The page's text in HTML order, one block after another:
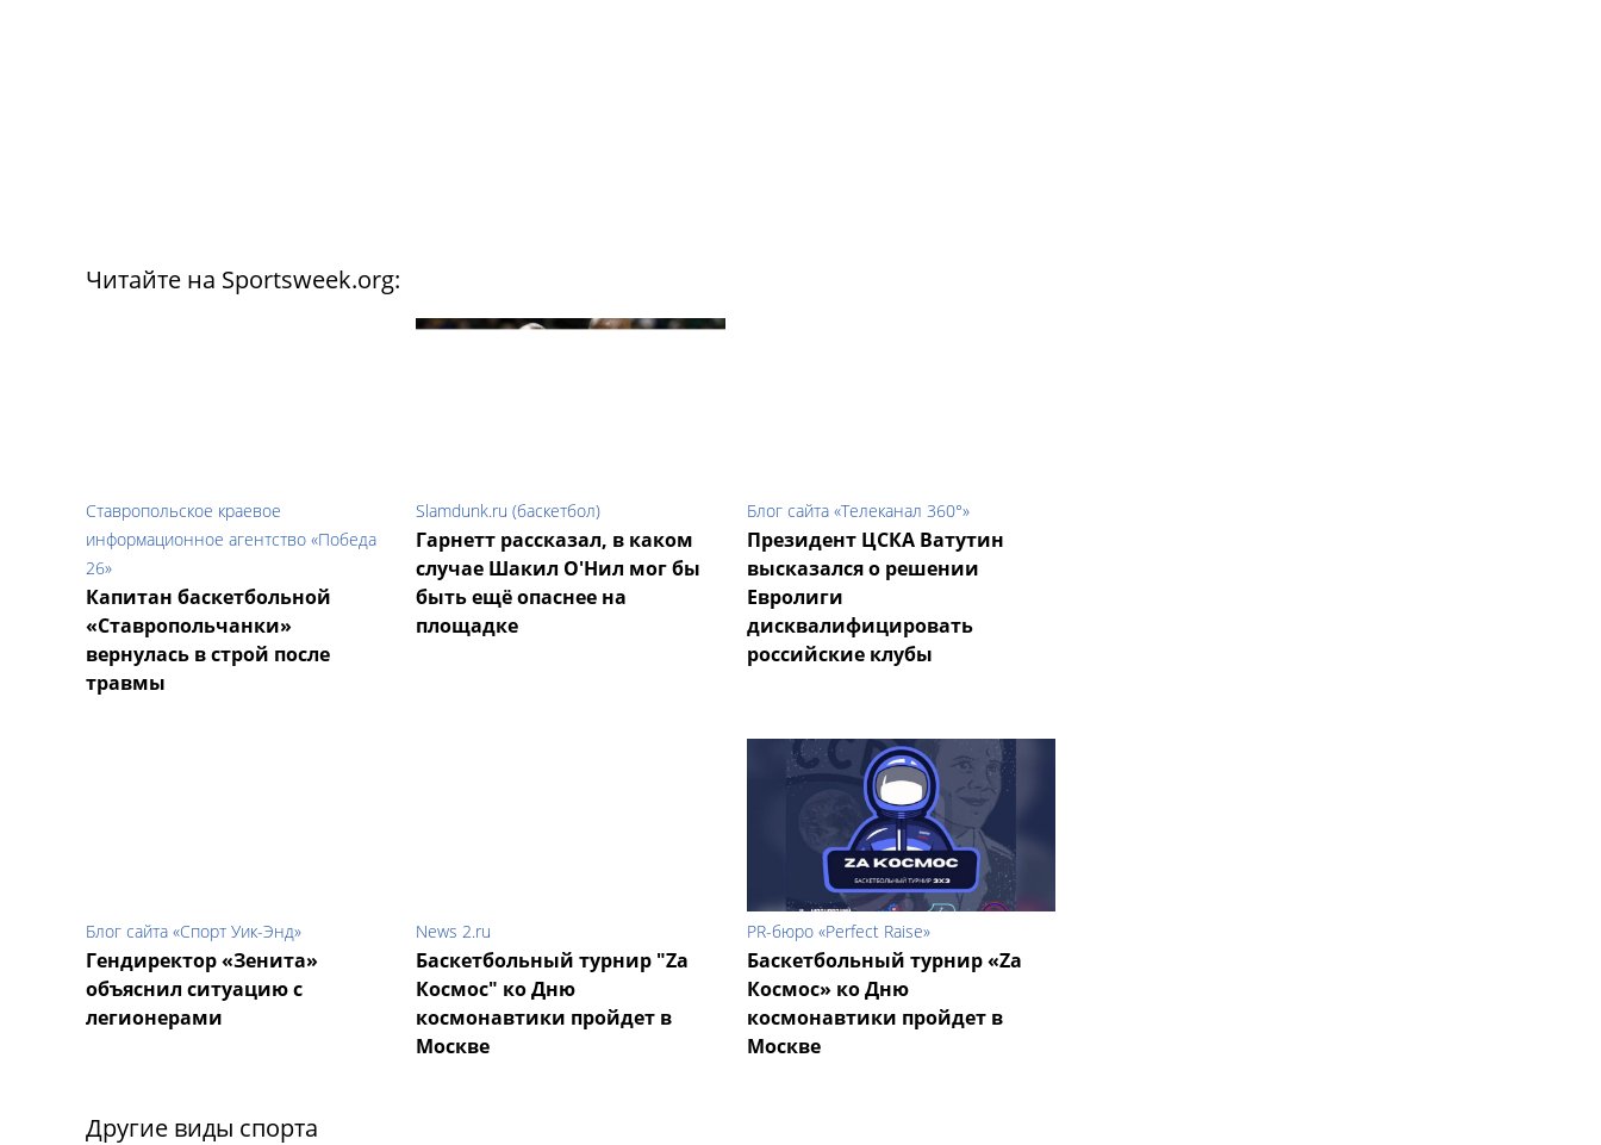
Читайте на Sportsweek.org:
Ставропольское краевое
информационное агентство «Победа
26»
Капитан баскетбольной
«Ставропольчанки»
вернулась в строй после
травмы
Slamdunk.ru (баскетбол)
Гарнетт рассказал, в каком
случае Шакил О'Нил мог бы
быть ещё опаснее на
площадке
Блог сайта «Телеканал 360°»
Президент ЦСКА Ватутин
высказался о решении
Евролиги
дисквалифицировать
российские клубы
Блог сайта «Спорт Уик-Энд»
Гендиректор «Зенита»
объяснил ситуацию с
легионерами
News 2.ru
Баскетбольный турнир "Zа
Космос" ко Дню
космонавтики пройдет в
Москве
PR-бюро «Perfect Raise»
Баскетбольный турнир «Zа
Космос» ко Дню
космонавтики пройдет в
Москве
Другие виды спорта